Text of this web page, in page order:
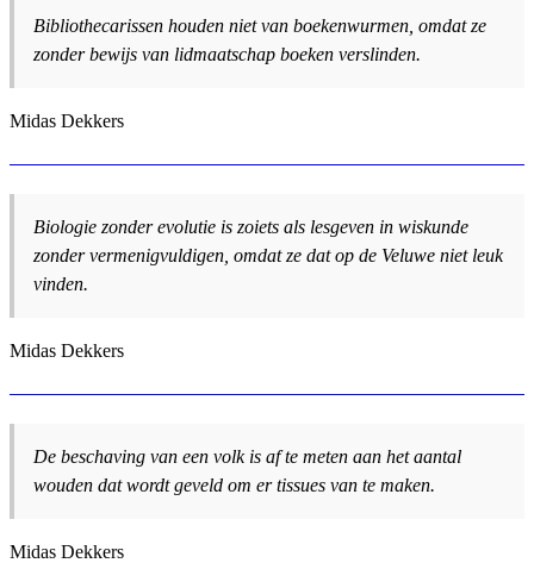
Bibliothecarissen houden niet van boekenwurmen, omdat ze
zonder bewijs van lidmaatschap boeken verslinden.
Midas Dekkers
Biologie zonder evolutie is zoiets als lesgeven in wiskunde
zonder vermenigvuldigen, omdat ze dat op de Veluwe niet leuk
vinden.
Midas Dekkers
De beschaving van een volk is af te meten aan het aantal
wouden dat wordt geveld om er tissues van te maken.
Midas Dekkers